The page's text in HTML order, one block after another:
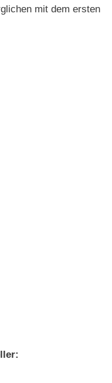
mit dem ersten